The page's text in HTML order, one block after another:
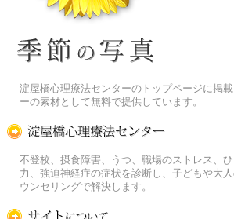
淀屋橋心理療法センターのトップページに掲
ーの素材として無料で提供しています。
不登校、摂食障害、うつ、職場のストレス、
力、強迫神経症の症状を診断し、子どもや大
ウンセリングで解決します。